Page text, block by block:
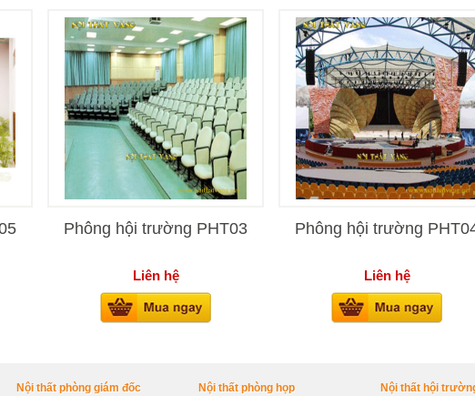
Phông hội trường PHT03
Liên hệ
Phông hội trường
Liên hệ
Nội thất phòng giám đốc Nội thất phòng họp Nội thất hội